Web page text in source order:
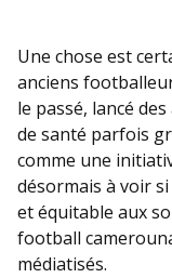
Une chose est
anciens
le passé, lancé
de santé parfois
comme une
désormais à voir
et équitable aux
football
médiatisés.